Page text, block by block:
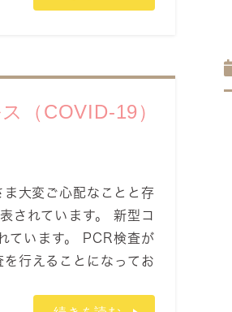
（COVID-19）
大変ご心配なことと存
されています。 新型コ
ています。 PCR検査が
行えることになってお